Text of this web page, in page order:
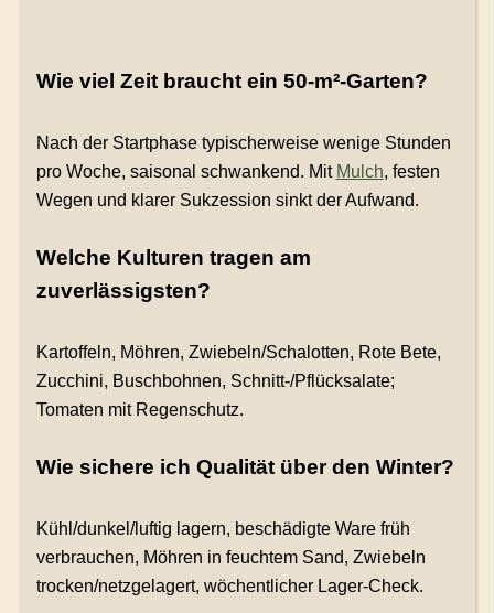
Wie viel Zeit braucht ein 50-m²-Garten?
Nach der Startphase typischerweise wenige Stunden
pro Woche, saisonal schwankend. Mit Mulch, festen
Wegen und klarer Sukzession sinkt der Aufwand.
Welche Kulturen tragen am
zuverlässigsten?
Kartoffeln, Möhren, Zwiebeln/Schalotten, Rote Bete,
Zucchini, Buschbohnen, Schnitt-/Pflücksalate;
Tomaten mit Regenschutz.
Wie sichere ich Qualität über den Winter?
Kühl/dunkel/luftig lagern, beschädigte Ware früh
verbrauchen, Möhren in feuchtem Sand, Zwiebeln
trocken/netzgelagert, wöchentlicher Lager-Check.